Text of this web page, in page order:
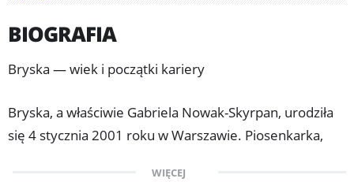
BIOGRAFIA
Bryska — wiek i początki kariery
Bryska, a właściwie Gabriela Nowak-Skyrpan, urodziła
się 4 stycznia 2001 roku w Warszawie. Piosenkarka,
WIĘCEJ